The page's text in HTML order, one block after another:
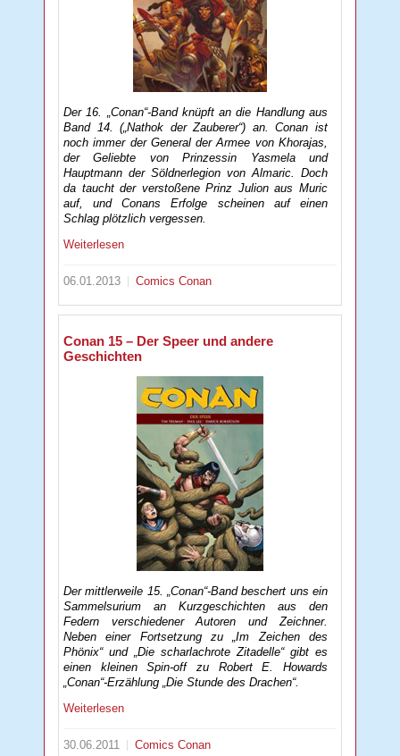
Der 16. „Conan“-Band knüpft an die Handlung aus
Band 14. („Nathok der Zauberer“) an. Conan ist
noch immer der General der Armee von Khorajas,
der Geliebte von Prinzessin Yasmela und
Hauptmann der Söldnerlegion von Almaric. Doch
da taucht der verstoßene Prinz Julion aus Muric
auf, und Conans Erfolge scheinen auf einen
Schlag plötzlich vergessen.
Weiterlesen
06.01.2013 ComicsConan
Conan 15 – Der Speer und andere
Geschichten
Der mittlerweile 15. „Conan“-Band beschert uns ein
Sammelsurium an Kurzgeschichten aus den
Federn verschiedener Autoren und Zeichner.
Neben einer Fortsetzung zu „Im Zeichen des
Phönix“ und „Die scharlachrote Zitadelle“ gibt es
einen kleinen Spin-off zu Robert E. Howards
„Conan“-Erzählung „Die Stunde des Drachen“.
Weiterlesen
30.06.2011 ComicsConan